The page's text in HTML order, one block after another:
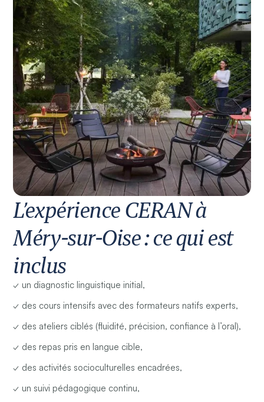
L’expérience CERAN à
Méry-sur-Oise : ce qui est
inclus
✓ un diagnostic linguistique initial,
✓ des cours intensifs avec des formateurs natifs experts,
✓ des ateliers ciblés (fluidité, précision, confiance à l’oral),
✓ des repas pris en langue cible,
✓ des activités socioculturelles encadrées,
✓ un suivi pédagogique continu,